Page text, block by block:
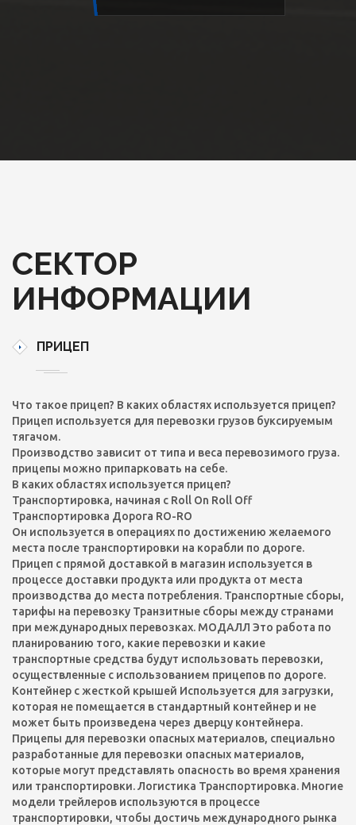
СЕКТОР
ИНФОРМАЦИИ
ПРИЦЕП
Что такое прицеп? В каких областях используется прицеп?
Прицеп используется для перевозки грузов буксируемым
тягачом.
Производство зависит от типа и веса перевозимого груза.
прицепы можно припарковать на себе.
В каких областях используется прицеп?
Транспортировка, начиная с Roll On Roll Off
Транспортировка Дорога RO-RO
Он используется в операциях по достижению желаемого
места после транспортировки на корабли по дороге.
Прицеп с прямой доставкой в ​​магазин используется в
процессе доставки продукта или продукта от места
производства до места потребления. Транспортные сборы,
тарифы на перевозку Транзитные сборы между странами
при международных перевозках. МОДАЛЛ Это работа по
планированию того, какие перевозки и какие
транспортные средства будут использовать перевозки,
осуществленные с использованием прицепов по дороге.
Контейнер с жесткой крышей Используется для загрузки,
которая не помещается в стандартный контейнер и не
может быть произведена через дверцу контейнера.
Прицепы для перевозки опасных материалов, специально
разработанные для перевозки опасных материалов,
которые могут представлять опасность во время хранения
или транспортировки. Логистика Транспортировка. Многие
модели трейлеров используются в процессе
транспортировки, чтобы достичь международного рынка